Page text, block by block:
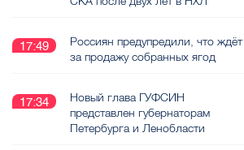
17:49
Россиян предупредили, что ждёт
за продажу собранных ягод
17:34
Новый глава ГУФСИН
представлен губернаторам
Петербурга и Ленобласти